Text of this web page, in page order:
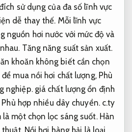
sử dụng của đa số lĩnh vực
dễ thay thế. Mỗi lĩnh vực
nguồn hơi nước với mức độ và
Tăng năng suất sản xuất.
khoăn không biết cần chọn
mua nồi hơi chất lượng, Phù
nghiệp.giá chất lượng ổn định
Phù hợp nhiều dây chuyền.c.ty
là một chọn lọc sáng suốt. Hàn